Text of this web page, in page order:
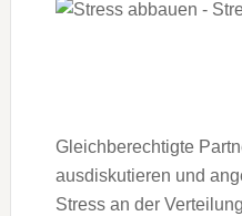
Gleichberechtigte
ausdiskutieren und
Stress an der